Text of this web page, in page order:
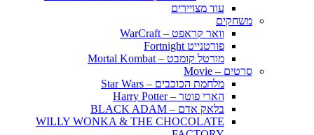
עוד מצויירים
משחקים
וואר קראפט – WarCraft
פורטנייט Fortnight
מורטל קומבט – Mortal Kombat
סרטים – Movie
מלחמת הכוכבים – Star Wars
הארי פוטר – Harry Potter
בלאק אדם – BLACK ADAM
WILLY WONKA & THE CHOCOLATE